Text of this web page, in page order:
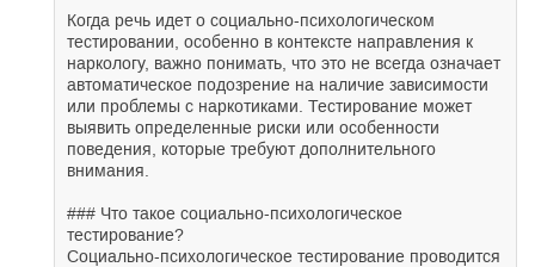
Когда речь идет о социально-психологическом
тестировании, особенно в контексте направления к
наркологу, важно понимать, что это не всегда означает
автоматическое подозрение на наличие зависимости
или проблемы с наркотиками. Тестирование может
выявить определенные риски или особенности
поведения, которые требуют дополнительного
внимания.
### Что такое социально-психологическое
тестирование?
Социально-психологическое тестирование проводится